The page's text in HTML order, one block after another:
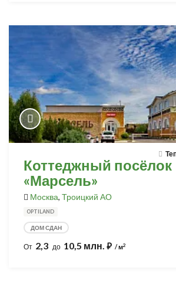
Коттеджный посёлок
«Марсель»
Москва, Троицкий АО
OPTILAND
ДОМ СДАН
От 2,3 до 10,5 млн. ⃏ / м2